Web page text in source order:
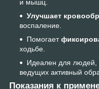
и мышц.
Улучшает
воспаление.
Помогает
ходьбе.
Идеален для
ведущих активный
Показания к